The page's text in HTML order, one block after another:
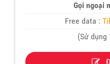
Gọi ngoại
Free data :
(Sử dụng